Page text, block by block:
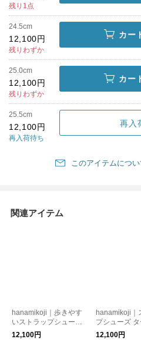
残り1点
24.5cm
12,100円
残りわずか
カー
25.0cm
12,100円
残りわずか
カー
25.5cm
12,100円
再入荷待ち
再入
このアイテムにつ
関連アイテム
hanamikoji｜歩きやす
いストラップシューズ
|シックブラック 足
あたりやわらかきれい
12,100円
hanamikoji｜
プシューズ
ズグリーン
ーズ
12,100円